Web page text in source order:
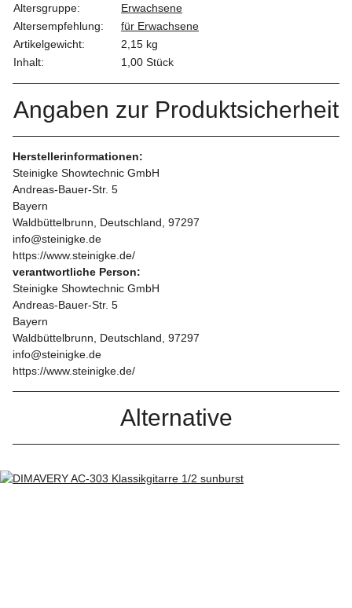
Altersgruppe:
Erwachsene
Altersempfehlung:
für Erwachsene
Artikelgewicht:
2,15 kg
Inhalt:
1,00 Stück
Angaben zur Produktsicherheit
Herstellerinformationen:
Steinigke Showtechnic GmbH
Andreas-Bauer-Str. 5
Bayern
Waldbüttelbrunn, Deutschland, 97297
info@steinigke.de
https://www.steinigke.de/
verantwortliche Person:
Steinigke Showtechnic GmbH
Andreas-Bauer-Str. 5
Bayern
Waldbüttelbrunn, Deutschland, 97297
info@steinigke.de
https://www.steinigke.de/
Alternative